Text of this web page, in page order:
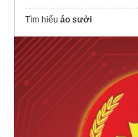
Tìm hiểu áo sưởi